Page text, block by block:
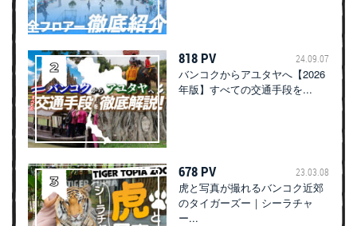
818 PV 24.09.07
バンコクからアユタヤへ【2026
年版】すべての交通手段を...
678 PV 23.03.08
虎と写真が撮れるバンコク近郊
のタイガーズー｜シーラチャ
ー...